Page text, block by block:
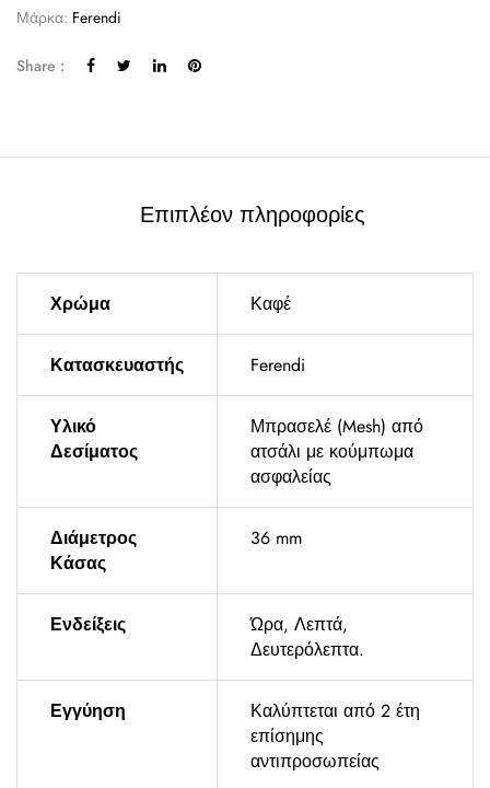
Μάρκα: Ferendi
Share :
Επιπλέον πληροφορίες
Χρώμα Καφέ
Κατασκευαστής Ferendi
Υλικό
Δεσίματος
Μπρασελέ (Mesh) από
ατσάλι με κούμπωμα
ασφαλείας
Διάμετρος
Κάσας
36 mm
Ενδείξεις
Ώρα, Λεπτά,
Δευτερόλεπτα.
Εγγύηση
Καλύπτεται από 2 έτη
επίσημης
αντιπροσωπείας